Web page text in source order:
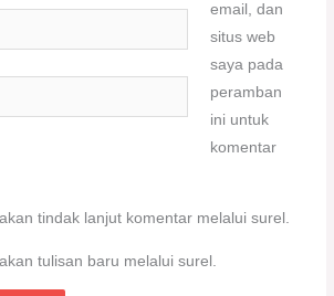
email, dan
situs web
saya pada
peramban
ini untuk
komentar
tindak lanjut komentar melalui surel.
tulisan baru melalui surel.